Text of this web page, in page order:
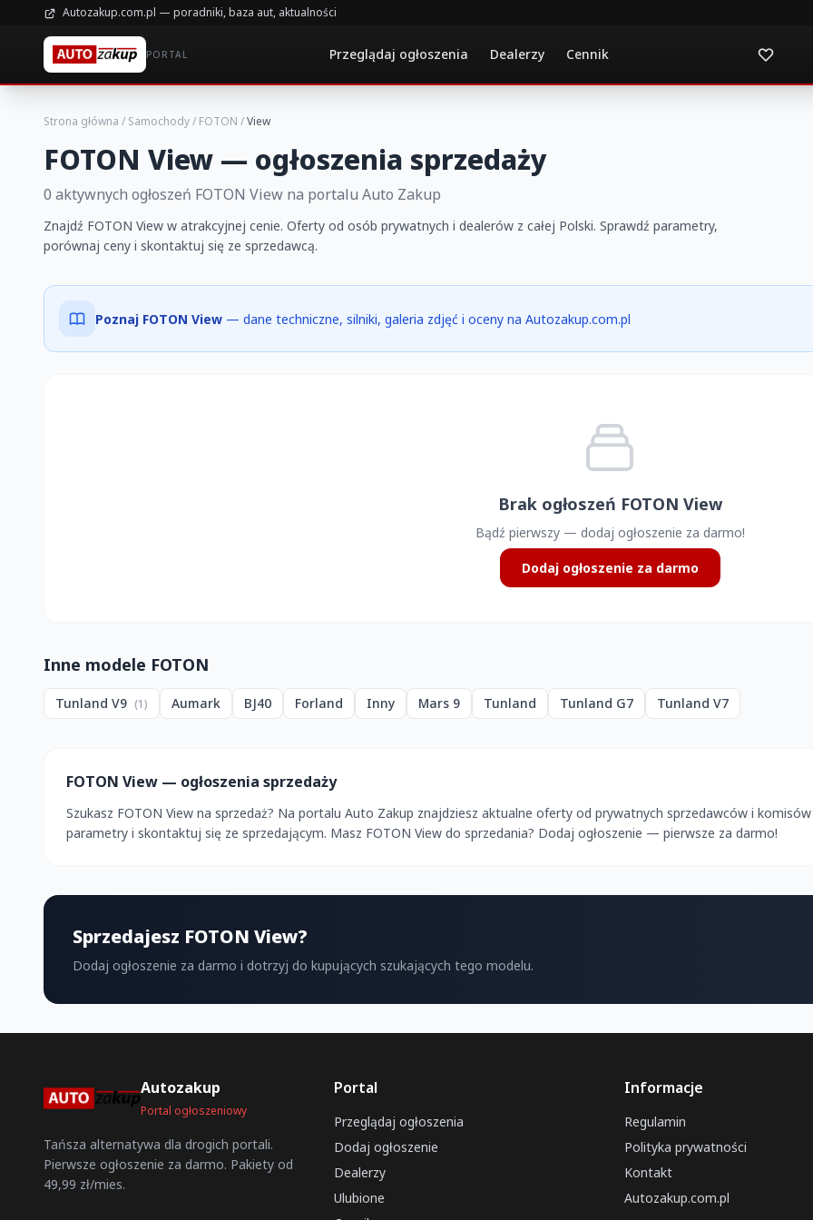
Autozakup.com.pl — poradniki, baza aut, aktualności
PORTAL Przeglądaj ogłoszenia Dealerzy Cennik
Strona główna / Samochody/ FOTON /View
FOTON View — ogłoszenia sprzedaży
0 aktywnych ogłoszeń FOTON View na portalu Auto Zakup
Znajdź FOTON View w atrakcyjnej cenie. Oferty od osób prywatnych i dealerów z całej Polski. Sprawdź parametry,
porównaj ceny i skontaktuj się ze sprzedawcą.
Poznaj FOTON View — dane techniczne, silniki, galeria zdjęć i oceny na Autozakup.com.pl
Brak ogłoszeń FOTON View
Bądź pierwszy — dodaj ogłoszenie za darmo!
Dodaj ogłoszenie za darmo
Inne modele FOTON
Tunland V9 (1) Aumark BJ40 Forland Inny Mars 9 Tunland Tunland G7 Tunland V7
FOTON View — ogłoszenia sprzedaży
Szukasz FOTON View na sprzedaż? Na portalu Auto Zakup znajdziesz aktualne oferty od prywatnych sprzedawców i
parametry i skontaktuj się ze sprzedającym. Masz FOTON View do sprzedania? Dodaj ogłoszenie — pierwsze za darmo!
Sprzedajesz FOTON View?
Dodaj ogłoszenie za darmo i dotrzyj do kupujących szukających tego modelu.
Autozakup
Portal ogłoszeniowy
Tańsza alternatywa dla drogich portali.
Pierwsze ogłoszenie za darmo. Pakiety od
49,99 zł/mies.
Portal
Przeglądaj ogłoszenia
Dodaj ogłoszenie
Dealerzy
Ulubione
Informacje
Regulamin
Polityka prywatności
Kontakt
Autozakup.com.pl